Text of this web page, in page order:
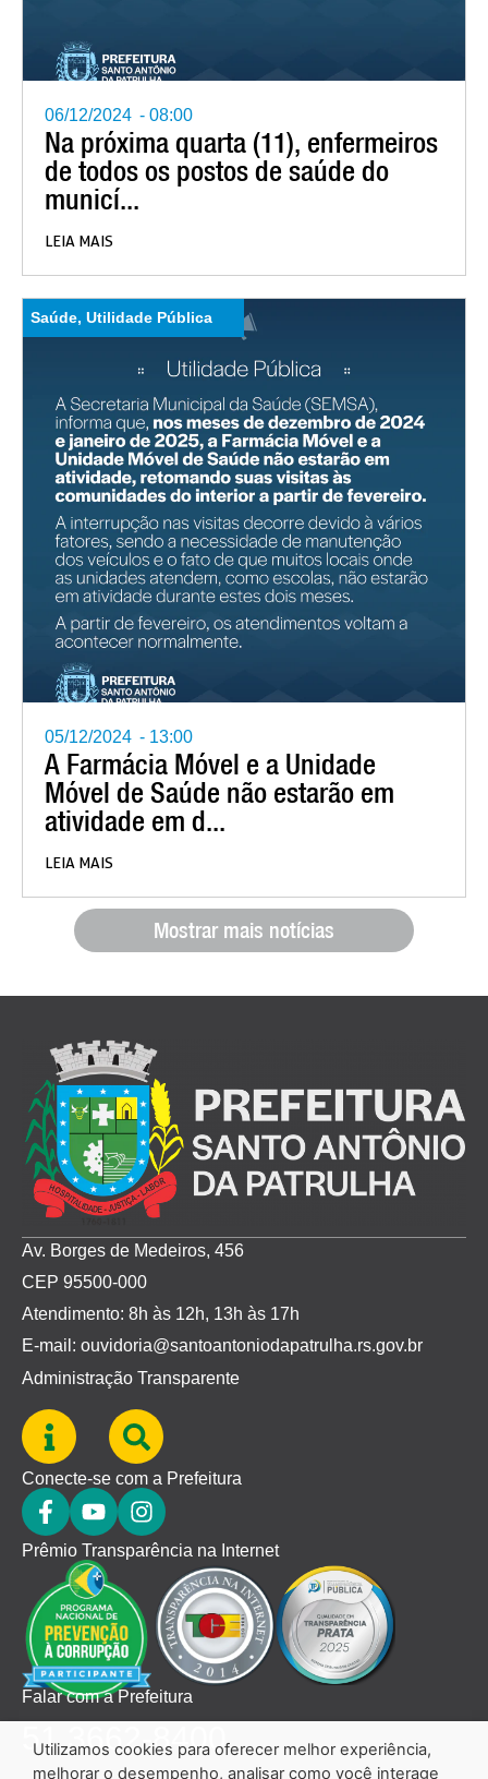
06/12/2024 - 08:00
Na próxima quarta (11), enfermeiros
de todos os postos de saúde do
municí...
LEIA MAIS
Saúde, Utilidade Pública
05/12/2024 - 13:00
A Farmácia Móvel e a Unidade
Móvel de Saúde não estarão em
atividade em d...
LEIA MAIS
Mostrar mais notícias
Av. Borges de Medeiros, 456
CEP 95500-000
Atendimento: 8h às 12h, 13h às 17h
E-mail: ouvidoria@santoantoniodapatrulha.rs.gov.br
Administração Transparente
Conecte-se com a Prefeitura
Prêmio Transparência na Internet
Falar com a Prefeitura
51 3662-8400
Utilizamos cookies para oferecer melhor experiência,
melhorar o desempenho, analisar como você interage